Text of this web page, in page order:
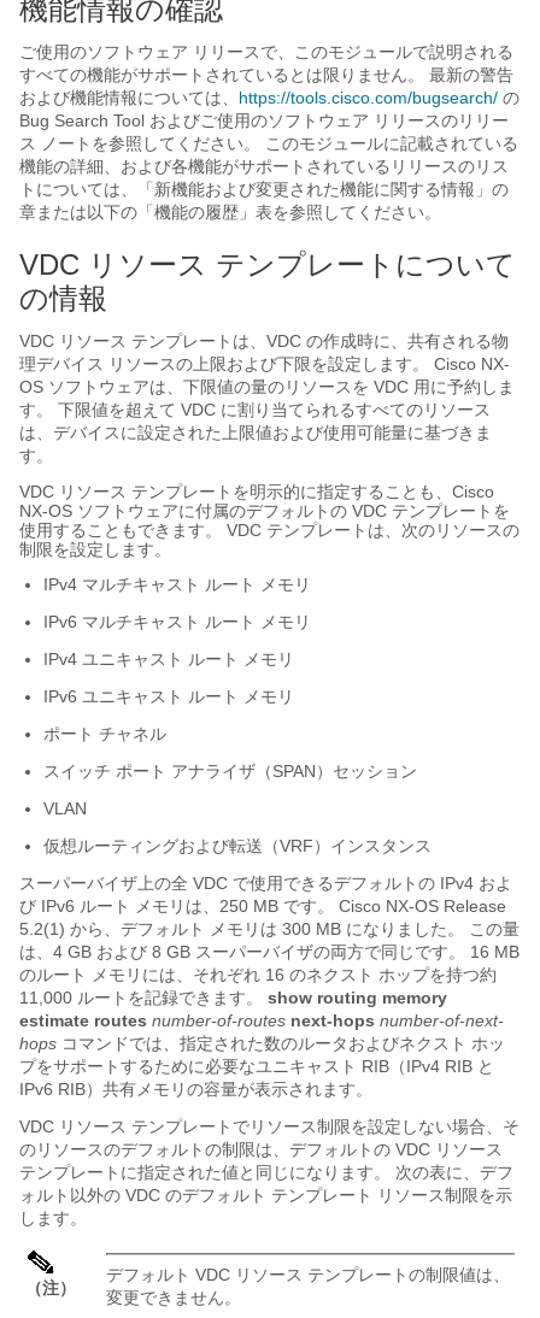
機能情報の確認
ご使用のソフトウェア リリースで、このモジュールで説明される
すべての機能がサポートされているとは限りません。 最新の警告
および機能情報については、 https:/​/​tools.cisco.com/​bugsearch/​ の
Bug Search Tool およびご使用のソフトウェア リリースのリリー
ス ノートを参照してください。 このモジュールに記載されている
機能の詳細、および各機能がサポートされているリリースのリス
トについては、「新機能および変更された機能に関する情報」の
章または以下の「機能の履歴」表を参照してください。
VDC リソース テンプレートについて
の情報
VDC リソース テンプレートは、VDC の作成時に、共有される物
理デバイス リソースの上限および下限を設定します。 Cisco NX-
OS ソフトウェアは、下限値の量のリソースを VDC 用に予約しま
す。 下限値を超えて VDC に割り当てられるすべてのリソース
は、デバイスに設定された上限値および使用可能量に基づきま
す。
VDC リソース テンプレートを明示的に指定することも、Cisco
NX-OS ソフトウェアに付属のデフォルトの VDC テンプレートを
使用することもできます。 VDC テンプレートは、次のリソースの
制限を設定します。
IPv4 マルチキャスト ルート メモリ
IPv6 マルチキャスト ルート メモリ
IPv4 ユニキャスト ルート メモリ
IPv6 ユニキャスト ルート メモリ
ポート チャネル
スイッチ ポート アナライザ（SPAN）セッション
VLAN
仮想ルーティングおよび転送（VRF）インスタンス
スーパーバイザ上の全 VDC で使用できるデフォルトの IPv4 およ
び IPv6 ルート メモリは、250 MB です。 Cisco NX-OS Release
5.2(1) から、デフォルト メモリは 300 MB になりました。 この量
は、4 GB および 8 GB スーパーバイザの両方で同じです。 16 MB
のルート メモリには、それぞれ 16 のネクスト ホップを持つ約
11,000 ルートを記録できます。 show routing memory
estimate routes number-of-routes next-hops number-of-next-
hops コマンドでは、指定された数のルータおよびネクスト ホッ
プをサポートするために必要なユニキャスト RIB（IPv4 RIB と
IPv6 RIB）共有メモリの容量が表示されます。
VDC リソース テンプレートでリソース制限を設定しない場合、そ
のリソースのデフォルトの制限は、デフォルトの VDC リソース
テンプレートに指定された値と同じになります。 次の表に、デフ
ォルト以外の VDC のデフォルト テンプレート リソース制限を示
します。
（注）
デフォルト VDC リソース テンプレートの制限値は、
変更できません。